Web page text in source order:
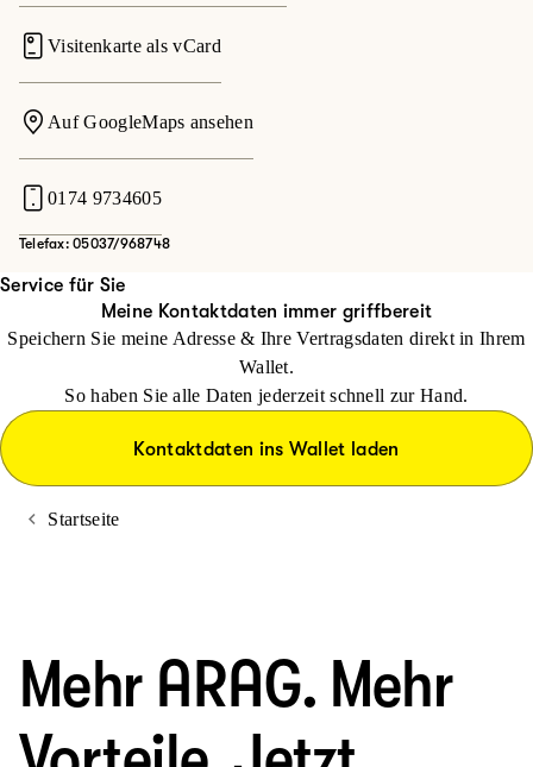
Visitenkarte als vCard
Auf GoogleMaps ansehen
0174 9734605
Telefax: 05037/968748
Service für Sie
Meine Kontaktdaten immer griffbereit
Speichern Sie meine Adresse & Ihre Vertragsdaten direkt in Ihrem
Wallet.
So haben Sie alle Daten jederzeit schnell zur Hand.
Kontaktdaten ins Wallet laden
Startseite
Mehr ARAG. Mehr